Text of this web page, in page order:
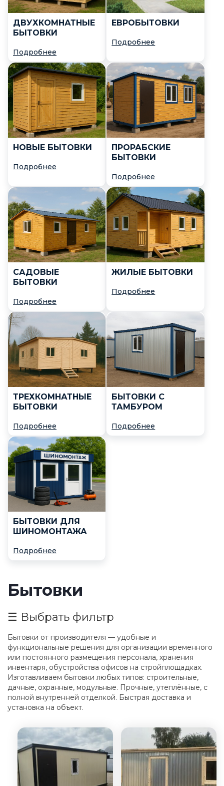
ДВУХКОМНАТНЫЕ
БЫТОВКИ
Подробнее
ЕВРОБЫТОВКИ
Подробнее
НОВЫЕ БЫТОВКИ
Подробнее
ПРОРАБСКИЕ
БЫТОВКИ
Подробнее
САДОВЫЕ
БЫТОВКИ
Подробнее
ЖИЛЫЕ БЫТОВКИ
Подробнее
ТРЕХКОМНАТНЫЕ
БЫТОВКИ
Подробнее
БЫТОВКИ С
ТАМБУРОМ
Подробнее
БЫТОВКИ ДЛЯ
ШИНОМОНТАЖА
Подробнее
Бытовки
☰ Выбрать фильтр
Бытовки от производителя — удобные и
функциональные решения для организации временного
или постоянного размещения персонала, хранения
инвентаря, обустройства офисов на стройплощадках.
Изготавливаем бытовки любых типов: строительные,
дачные, охранные, модульные. Прочные, утеплённые, с
полной внутренней отделкой. Быстрая доставка и
установка на объект.